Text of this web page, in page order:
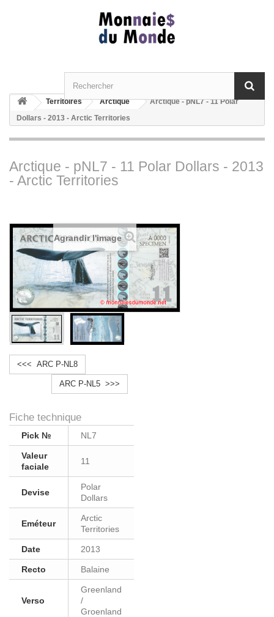
Territoires Arctique
Arctique - pNL7 - 11 Polar
Dollars - 2013 - Arctic Territories
Arctique - pNL7 - 11 Polar Dollars - 2013
- Arctic Territories
Agrandir l'image
<<< ARC P-NL8
ARC P-NL5 >>>
Fiche technique
Pick № NL7
Valeur
faciale
11
Devise
Polar
Dollars
Eméteur
Arctic
Territories
Date 2013
Recto Balaine
Verso
Greenland
/
Groenland